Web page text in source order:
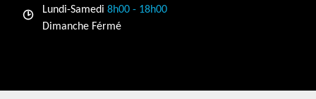
Lundi-Samedi 8h00 - 18h00
Dimanche Férmé